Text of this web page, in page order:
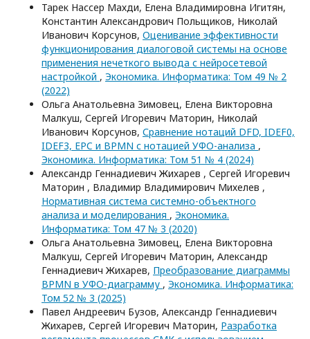
Тарек Нассер Махди, Елена Владимировна Игитян,
Константин Александрович Польщиков, Николай
Иванович Корсунов, Оценивание эффективности
функционирования диалоговой системы на основе
применения нечеткого вывода с нейросетевой
настройкой , Экономика. Информатика: Том 49 № 2
(2022)
Ольга Анатольевна Зимовец, Елена Викторовна
Малкуш, Сергей Игоревич Маторин, Николай
Иванович Корсунов, Сравнение нотаций DFD, IDEF0,
IDEF3, EPC и BPMN с нотацией УФО-анализа ,
Экономика. Информатика: Том 51 № 4 (2024)
Александр Геннадиевич Жихарев , Сергей Игоревич
Маторин , Владимир Владимирович Михелев ,
Нормативная система системно-объектного
анализа и моделирования , Экономика.
Информатика: Том 47 № 3 (2020)
Ольга Анатольевна Зимовец, Елена Викторовна
Малкуш, Сергей Игоревич Маторин, Александр
Геннадиевич Жихарев, Преобразование диаграммы
BPMN в УФО-диаграмму , Экономика. Информатика:
Том 52 № 3 (2025)
Павел Андреевич Бузов, Александр Геннадиевич
Жихарев, Сергей Игоревич Маторин, Разработка